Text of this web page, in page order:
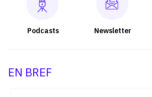
Podcasts Newsletter
EN BREF